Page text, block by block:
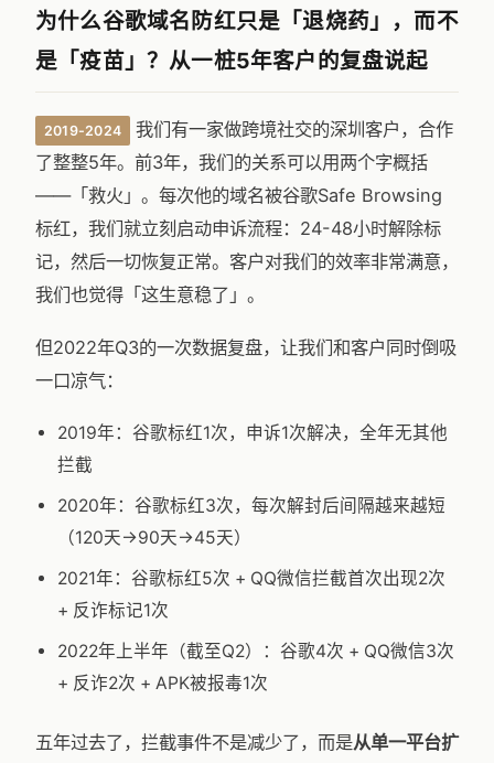
为什么谷歌域名防红只是「退烧药」，而不
是「疫苗」？从一桩5年客户的复盘说起
2019-2024
我们有一家做跨境社交的深圳客户，合作
了整整5年。前3年，我们的关系可以用两个字概括
——「救火」。每次他的域名被谷歌Safe Browsing
标红，我们就立刻启动申诉流程：24-48小时解除标
记，然后一切恢复正常。客户对我们的效率非常满意，
我们也觉得「这生意稳了」。
但2022年Q3的一次数据复盘，让我们和客户同时倒吸
一口凉气：
2019年：谷歌标红1次，申诉1次解决，全年无其他
拦截
2020年：谷歌标红3次，每次解封后间隔越来越短
（120天→90天→45天）
2021年：谷歌标红5次 + QQ微信拦截首次出现2次
+ 反诈标记1次
2022年上半年（截至Q2）：谷歌4次 + QQ微信3次
+ 反诈2次 + APK被报毒1次
五年过去了，拦截事件不是减少了，而是从单一平台扩